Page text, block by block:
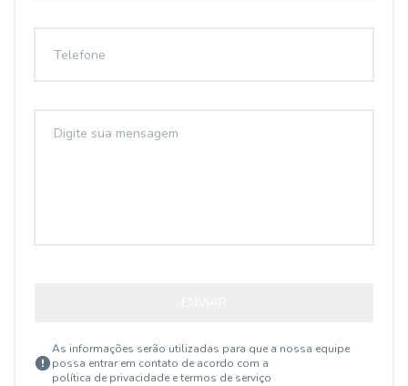
As informações serão utilizadas para que a nossa equipe
possa entrar em contato de acordo com a
política de privacidade e termos de serviço